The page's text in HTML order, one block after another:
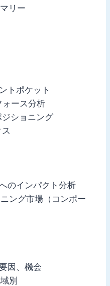
リー
トポケット
ース分析
ショニング
のインパクト分析
ング市場（コンポー
因、機会
別